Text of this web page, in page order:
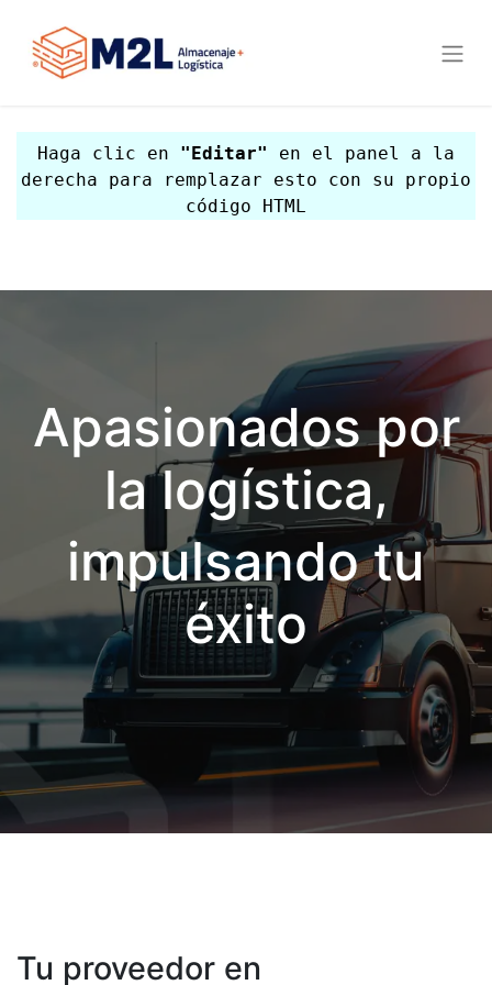
Haga clic en "Editar"
en el panel a la
derecha para remplazar esto con su propio
código HTML
Apasionados por
la logística,
impulsando tu
éxito
Tu proveedor en